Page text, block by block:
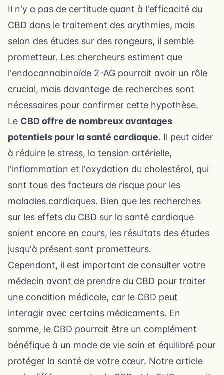
Il n'y a pas de certitude quant à l'efficacité du
CBD dans le traitement des arythmies, mais
selon des études sur des rongeurs, il semble
prometteur. Les chercheurs estiment que
l'endocannabinoïde 2-AG pourrait avoir un rôle
crucial, mais davantage de recherches sont
nécessaires pour confirmer cette hypothèse.
Le CBD offre de nombreux avantages
potentiels pour la santé cardiaque. Il peut aider
à réduire le stress, la tension artérielle,
l'inflammation et l'oxydation du cholestérol, qui
sont tous des facteurs de risque pour les
maladies cardiaques. Bien que les recherches
sur les effets du CBD sur la santé cardiaque
soient encore en cours, les résultats des études
jusqu'à présent sont prometteurs.
Cependant, il est important de consulter votre
médecin avant de prendre du CBD pour traiter
une condition médicale, car le CBD peut
interagir avec certains médicaments. En
somme, le CBD pourrait être un complément
bénéfique à un mode de vie sain et équilibré pour
protéger la santé de votre cœur. Notre article